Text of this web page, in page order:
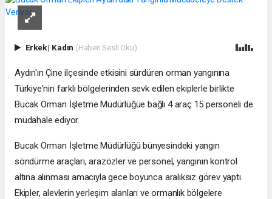
Erkek| Kadın (Haberi Sesli Oku)
Aydın'ın Çine ilçesinde etkisini sürdüren orman yangınına
Türkiye'nin farklı bölgelerinden sevk edilen ekiplerle birlikte
Bucak Orman İşletme Müdürlüğüe bağlı 4 araç 15 personeli de
müdahale ediyor.
Bucak Orman İşletme Müdürlüğü bünyesindeki yangın
söndürme araçları, arazözler ve personel, yangının kontrol
altına alınması amacıyla gece boyunca aralıksız görev yaptı.
Ekipler, alevlerin yerleşim alanları ve ormanlık bölgelere